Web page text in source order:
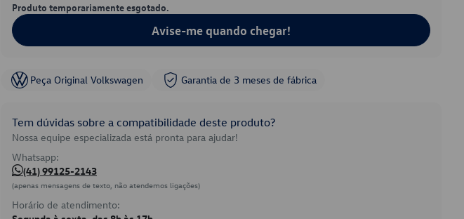
Produto temporariamente esgotado.
Avise-me quando chegar!
Peça Original Volkswagen Garantia de 3 meses de fábrica
Tem dúvidas sobre a compatibilidade deste produto?
Nossa equipe especializada está pronta para ajudar!
Whatsapp:
(41) 99125-2143
(apenas mensagens de texto, não atendemos ligações)
Horário de atendimento: